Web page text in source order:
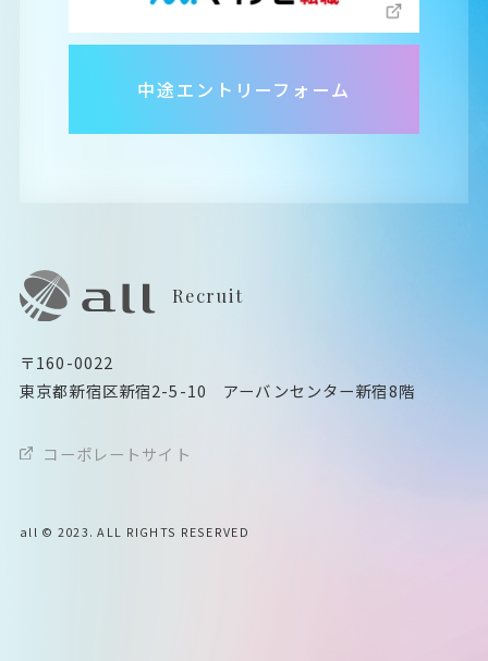
中途エントリーフォーム
Recruit
〒160-0022
東京都新宿区新宿2-5-10 アーバンセンター新宿8階
コーポレートサイト
all © 2023. ALL RIGHTS RESERVED